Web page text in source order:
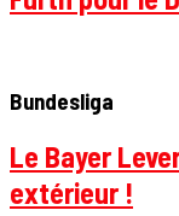
Bundesliga
Le Bayer
extérieur !